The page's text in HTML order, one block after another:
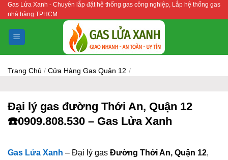
Bỏ
qua
nội
dung
Gas Lửa Xanh - Chuyên lắp đặt hệ thống gas công nghiệp, Lắp hệ thống gas
nhà hàng TPHCM
Trang Chủ / Cửa Hàng Gas Quận 12 /
Đại lý gas đường Thới An, Quận 12
☎️0909.808.530 – Gas Lửa Xanh
Gas Lửa Xanh – Đại lý gas Đường Thới An, Quận 12,